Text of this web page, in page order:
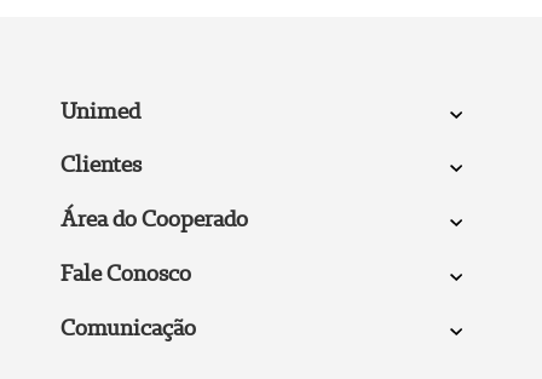
Unimed
Clientes
Área do Cooperado
Fale Conosco
Comunicação